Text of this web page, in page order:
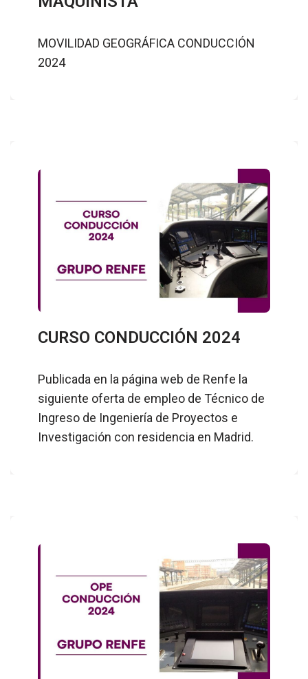
MOVILIDAD GEOGRÁFICA CONDUCCIÓN
2024
CURSO CONDUCCIÓN 2024
Publicada en la página web de Renfe la
siguiente oferta de empleo de Técnico de
Ingreso de Ingeniería de Proyectos e
Investigación con residencia en Madrid.